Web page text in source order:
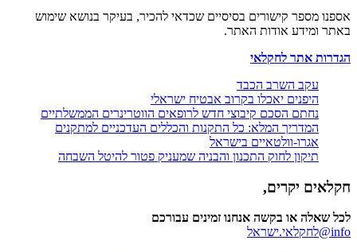
מספר קישורים בסיסיים שכדאי להכיר, בעיקר בנושא שימוש
אודות האתר.
אתר לחקלאי
עקב השרב הכבד
היפנים יאכלו בקרוב אבטיח ישראלי
נחתם הסכם קיבוצי חדש לרופאים הווטרינרים הממשלתיים
המדריך המלא: כל התקנות והכללים העדכניים למתקנים
אגרו-וולטאיים בישראל
תיקון לחוק התכנון והבניה שמעניק פטור להיטל השבחה
יקרים,
או בקשה אנחנו זמינים עבורכם